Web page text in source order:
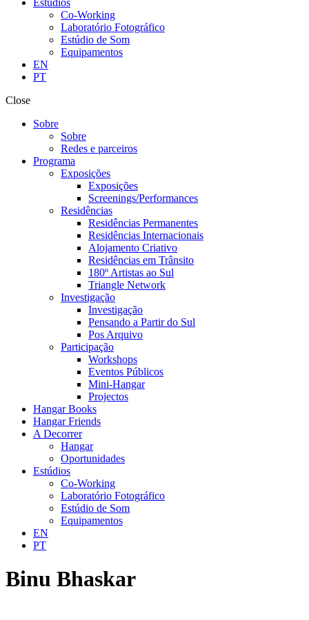
Estúdios
Co-Working
Laboratório Fotográfico
Estúdio de Som
Equipamentos
EN
PT
Close
Sobre
Sobre
Redes e parceiros
Programa
Exposições
Exposições
Screenings/Performances
Residências
Residências Permanentes
Residências Internacionais
Alojamento Criativo
Residências em Trânsito
180º Artistas ao Sul
Triangle Network
Investigação
Investigação
Pensando a Partir do Sul
Pos Arquivo
Participação
Workshops
Eventos Públicos
Mini-Hangar
Projectos
Hangar Books
Hangar Friends
A Decorrer
Hangar
Oportunidades
Estúdios
Co-Working
Laboratório Fotográfico
Estúdio de Som
Equipamentos
EN
PT
Binu Bhaskar